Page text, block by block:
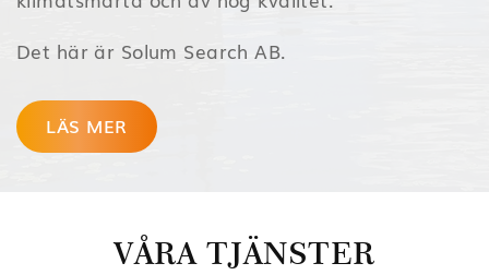
Det här är Solum Search AB.
LÄS MER
VÅRA TJÄNSTER